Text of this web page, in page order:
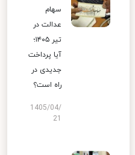
سهام
عدالت در
تیر ۱۴۰۵؛
آیا پرداخت
جدیدی در
راه است؟
1405/04/